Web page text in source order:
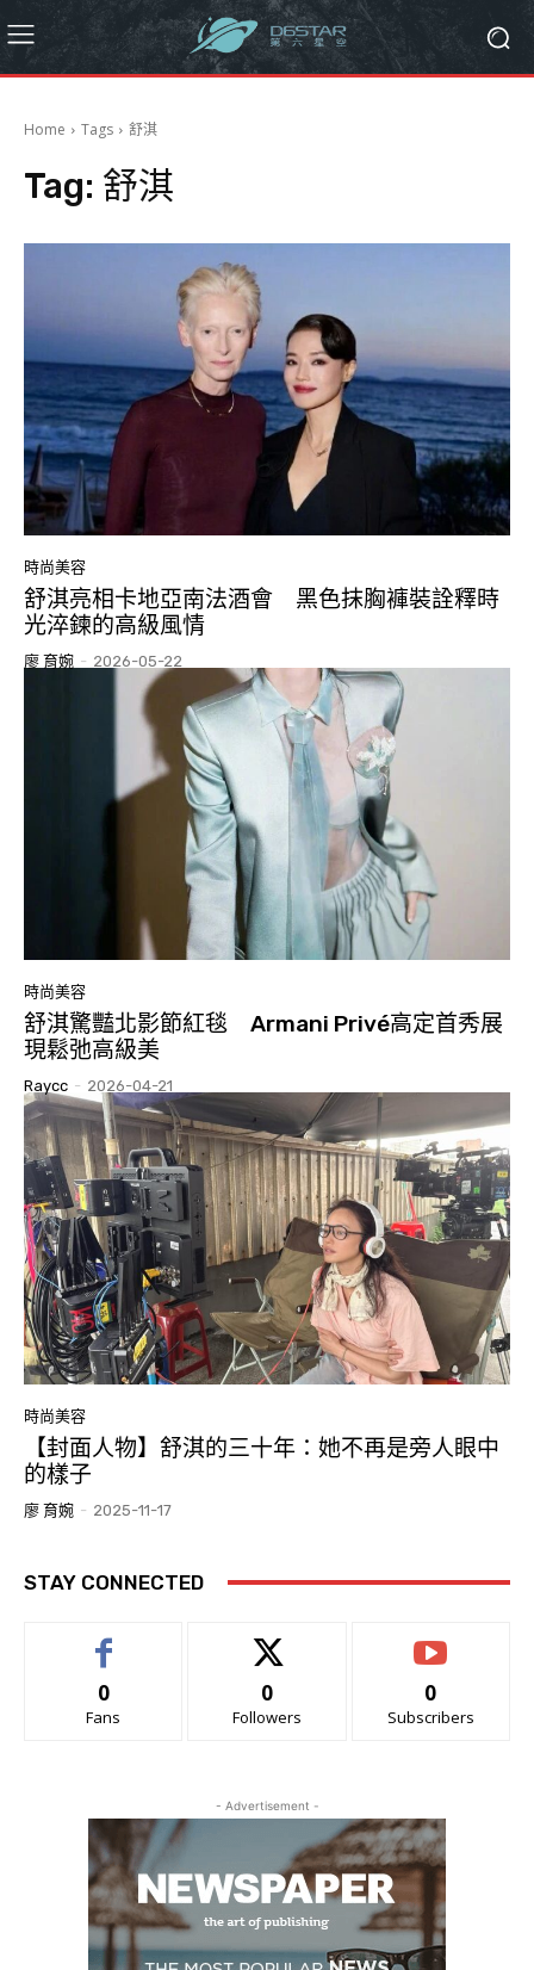
Home Tags 舒淇
Tag: 舒淇
時尚美容
舒淇亮相卡地亞南法酒會 黑色抹胸褲裝詮釋時
光淬鍊的高級風情
廖 育婉 - 2026-05-22
時尚美容
舒淇驚豔北影節紅毯 Armani Privé高定首秀展
現鬆弛高級美
Raycc - 2026-04-21
時尚美容
【封面人物】舒淇的三十年：她不再是旁人眼中
的樣子
廖 育婉 - 2025-11-17
STAY CONNECTED
0
Fans
0
Followers
0
Subscribers
- Advertisement -